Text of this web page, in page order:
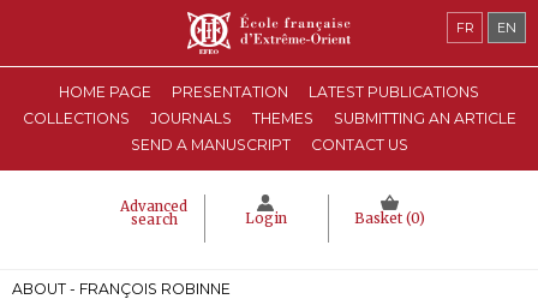
HOME PAGE PRESENTATION
LATEST PUBLICATIONS
COLLECTIONS
JOURNALS THEMES
SUBMITTING AN ARTICLE
SEND A MANUSCRIPT
CONTACT US
Advanced
search Login Basket (0)
FR EN
ABOUT - FRANÇOIS ROBINNE